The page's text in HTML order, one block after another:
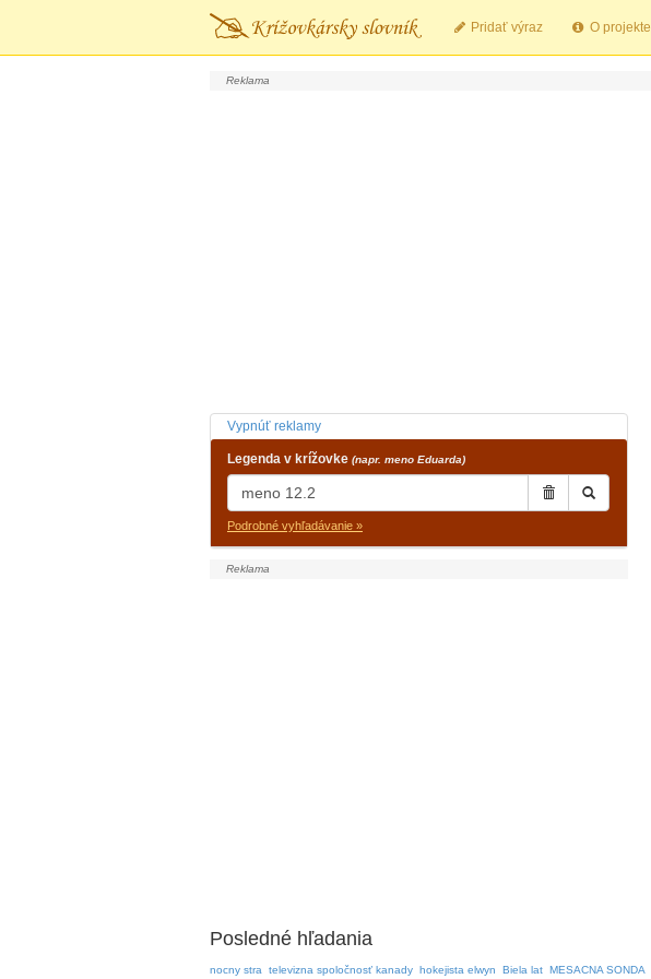
Pridať výraz O projekte
Vypnúť reklamy
Legenda v krížovke (napr. meno Eduarda)
Podrobné vyhľadávanie »
Posledné hľadania
nocny stra televizna spoločnosť kanady hokejista elwyn Biela lat MESACNA SONDA